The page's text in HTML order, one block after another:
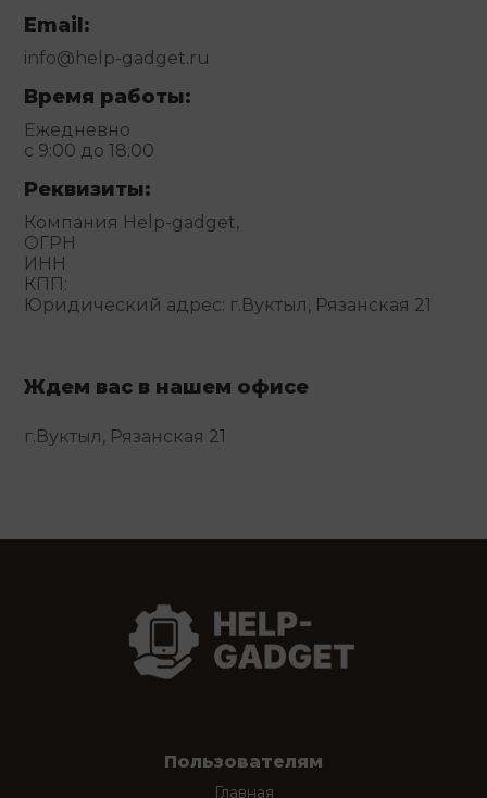
Email:
info@help-gadget.ru
Время работы:
Ежедневно
с 9:00 до 18:00
Реквизиты:
Компания Help-gadget,
ОГРН
ИНН
КПП:
Юридический адрес: г.Вуктыл, Рязанская 21
Ждем вас в нашем офисе
г.Вуктыл, Рязанская 21
Пользователям
Главная